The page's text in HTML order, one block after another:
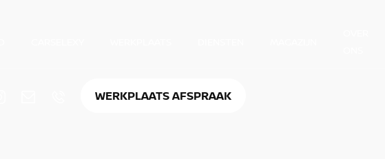
WERKPLAATS AFSPRAAK